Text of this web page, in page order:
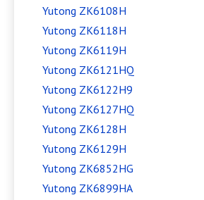
Yutong ZK6108H
Yutong ZK6118H
Yutong ZK6119H
Yutong ZK6121HQ
Yutong ZK6122H9
Yutong ZK6127HQ
Yutong ZK6128H
Yutong ZK6129H
Yutong ZK6852HG
Yutong ZK6899HA